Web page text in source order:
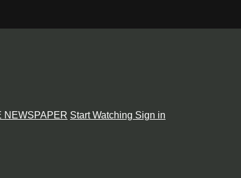
NEWSPAPER Start Watching Sign in